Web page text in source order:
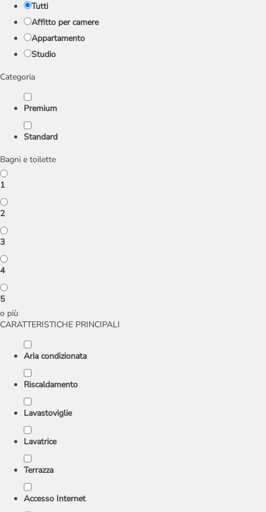
Tutti
Affitto per camere
Appartamento
Studio
Categoria
Premium
Standard
Bagni e toilette
1
2
3
4
5
o più
CARATTERISTICHE PRINCIPALI
Aria condizionata
Riscaldamento
Lavastoviglie
Lavatrice
Terrazza
Accesso Internet